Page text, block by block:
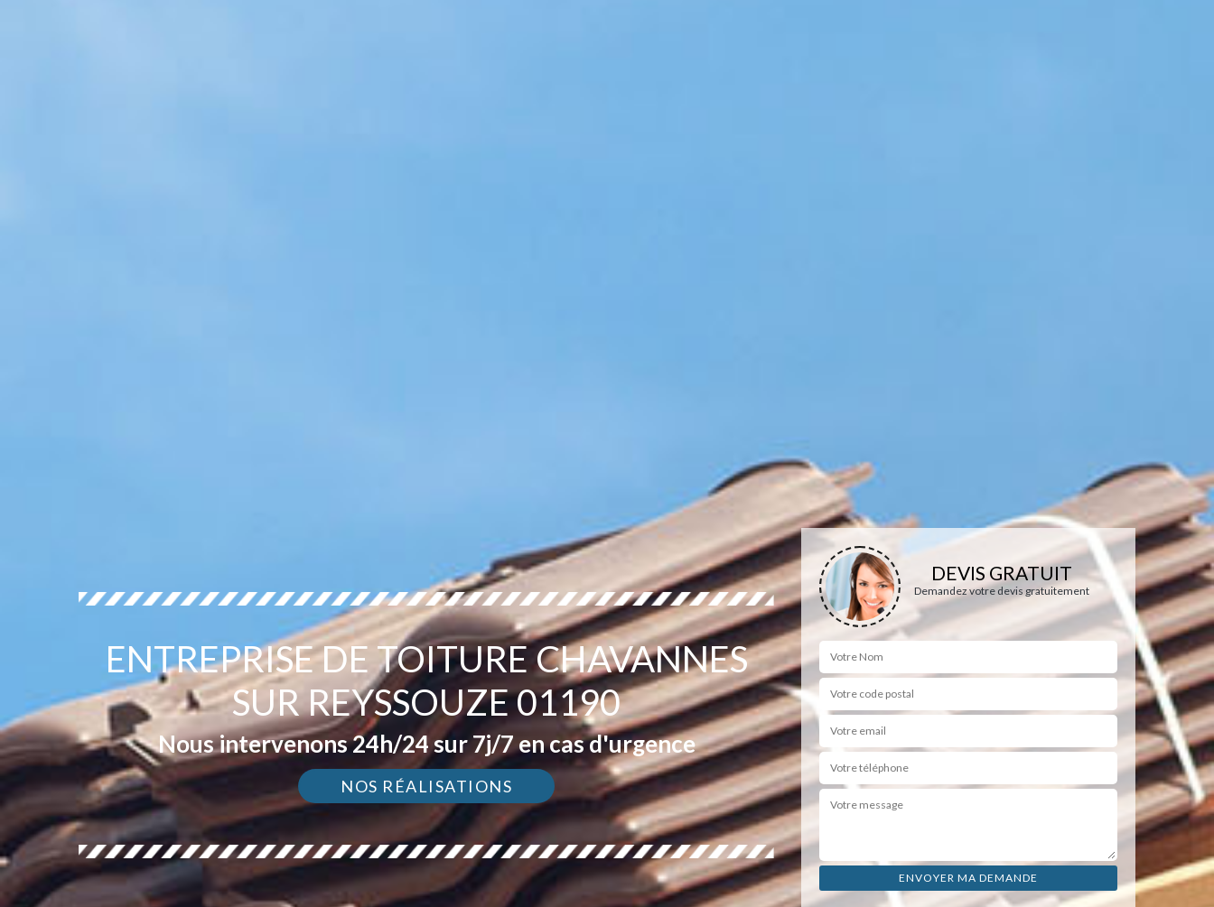
ENTREPRISE DE TOITURE CHAVANNES
SUR REYSSOUZE 01190
Nous intervenons 24h/24 sur 7j/7 en cas d'urgence
NOS RÉALISATIONS
DEVIS GRATUIT
Demandez votre devis gratuitement